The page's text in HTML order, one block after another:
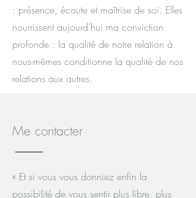
: présence, écoute et maîtrise de soi. Elles
nourrissent aujourd’hui ma conviction
profonde : la qualité de notre relation à
nous-mêmes conditionne la qualité de nos
relations aux autres.
Me contacter
« Et si vous vous donniez enfin la
possibilité de vous sentir plus libre, plus